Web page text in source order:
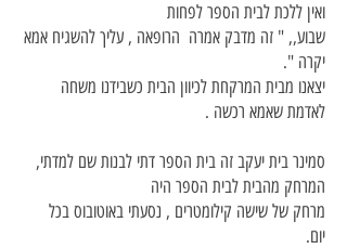
ואין ללכת לבית הספר לפחות
שבוע,, " זה מדבק אמרה הרופאה , עליך להשגיח אמא
יקרה ".
יצאנו מבית המרקחת לכיוון הבית כשבידנו משחה
לאדמת שאמא רכשה .
סמינר בית יעקב זה בית הספר דתי לבנות שם למדתי,
המרחק מהבית לבית הספר היה
מרחק של שישה קילומטרים , נסעתי באוטובוס בכל
יום.